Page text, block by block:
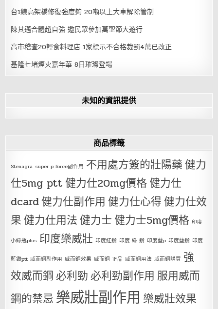
台1線高架橋修復強度夠 20噸以上大車解除管制
陳其邁合體趙自強 邀民眾參加萬聖節大遊行
高市稽查20輕食料理店 1家標示不合格裁罰4萬已改正
基隆七堵煙火嘉年華 8日璀璨登場
未知的資訊提供
商品標籤
Stenagra super p force副作用 不用處方簽的壯陽藥健力
仕5mg ptt健力仕20mg價格健力仕
dcard健力仕副作用 健力仕心得健力仕效
果健力仕用法健力士健力士5mg價格 印度
小綠瓶plus 印度樂威壯 印度紅鑽 印度 綠 鑽 印度藍p 印度藍鑽 印度
藍鑽ptt 威而鋼副作用 威而鋼效果 威而鋼 正品 威而鋼用法 威而鋼購買 強
效威而鋼 必利勁 必利勁副作用 服用威而
鋼的禁忌 樂威壯副作用 樂威壯效果